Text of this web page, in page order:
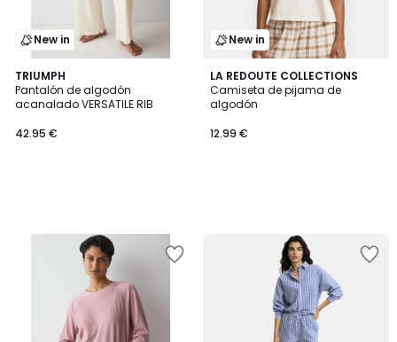
New in
TRIUMPH
Pantalón de algodón
acanalado VERSATILE RIB
42.95 €
New in
LA REDOUTE COLLECTIONS
Camiseta de pijama de
algodón
12.99 €